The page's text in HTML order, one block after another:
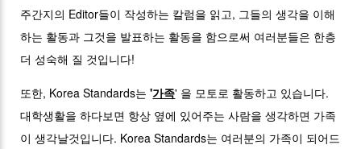
주간지의 Editor들이 작성하는 칼럼을 읽고, 그들의 생각을 이해
하는 활동과 그것을 발표하는 활동을 함으로써 여러분들은 한층
더 성숙해 질 것입니다!
또한, Korea Standards는 '가족' 을 모토로 활동하고 있습니다.
대학생활을 하다보면 항상 옆에 있어주는 사람을 생각하면 가족
이 생각날것입니다. Korea Standards는 여러분의 가족이 되어드